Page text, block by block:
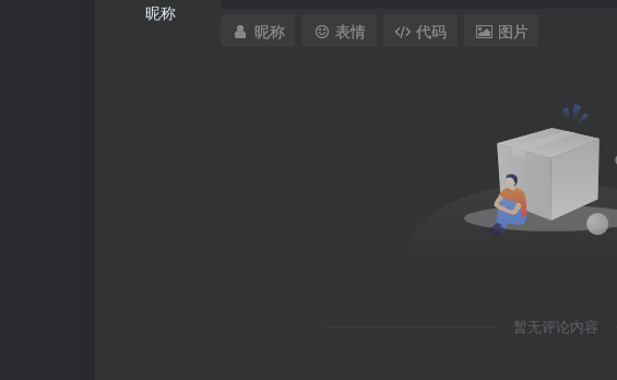
昵称
昵称 表情 代码 图片
暂无评论内容